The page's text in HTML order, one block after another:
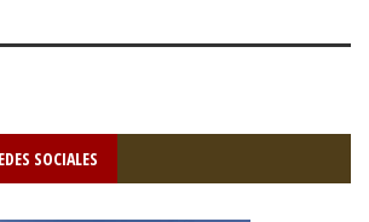
SOCIALES